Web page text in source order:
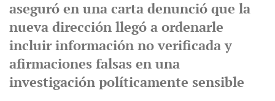
aseguró en una carta denunció que la
nueva dirección llegó a ordenarle
incluir información no verificada y
afirmaciones falsas en una
investigación políticamente sensible